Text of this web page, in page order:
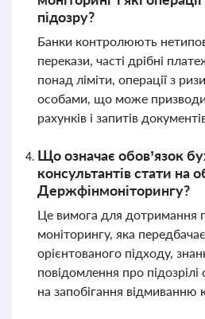
підозру?
Банки контролюють
перекази, часті дрібні
понад ліміти, операції з
особами, що може
рахунків і запитів
Що означає обов’язок
консультантів стати на
Держфінмоніторингу?
Це вимога для дотримання
моніторингу, яка
орієнтованого підходу,
повідомлення про підозрілі
на запобігання відмиванню